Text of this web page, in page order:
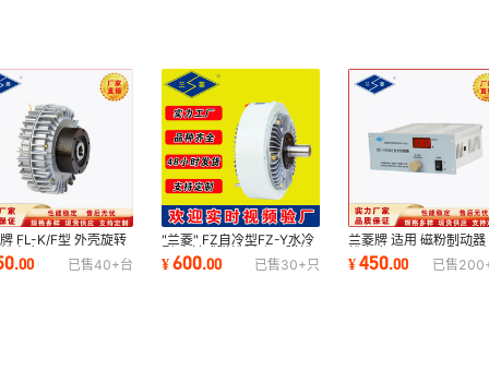
FL-K/F型 外壳旋转
离合器
.00 已售40+台
"兰菱" FZ自冷型FZ-Y水冷
型 出轴式磁粉制动器 磁粉
刹车
¥600.00 已售30+只
兰菱牌 适用 磁粉制动器
粉离合器 SC-1K型 手
力控制器
¥450.00 已售